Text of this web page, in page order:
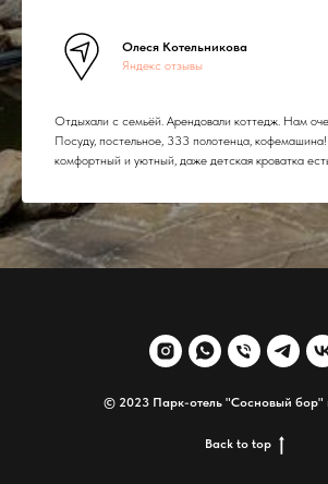
Олеся Котельникова
Яндекс отзывы
Отдыхали с семьёй. Арендовали коттедж. Нам
Посуду, постельное, 333 полотенца,
комфортный и уютный, даже детская кроватка
© 2023 Парк-отель "Сосновый бор"
Back to top